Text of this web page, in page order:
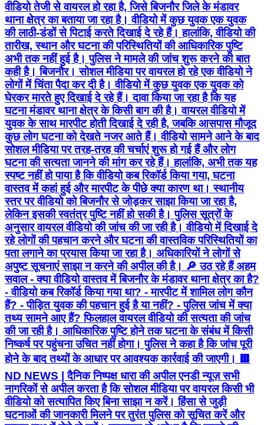
वीडियो तेजी से वायरल हो रहा है, जिसे बिजनौर जिले के मंडावर
थाना क्षेत्र का बताया जा रहा है। वीडियो में कुछ युवक एक युवक
की लाठी-डंडों से पिटाई करते दिखाई दे रहे हैं। हालांकि, वीडियो की
तारीख, स्थान और घटना की परिस्थितियों की आधिकारिक पुष्टि
अभी तक नहीं हुई है। पुलिस ने मामले की जांच शुरू करने की बात
कही है। बिजनौर। सोशल मीडिया पर वायरल हो रहे एक वीडियो ने
लोगों में चिंता पैदा कर दी है। वीडियो में कुछ युवक एक युवक को
घेरकर मारते हुए दिखाई दे रहे हैं। दावा किया जा रहा है कि यह
घटना मंडावर थाना क्षेत्र के किसी बाग की है। वायरल वीडियो में
युवक के साथ मारपीट होती दिखाई दे रही है, जबकि आसपास मौजूद
कुछ लोग घटना को देखते नजर आते हैं। वीडियो सामने आने के बाद
सोशल मीडिया पर तरह-तरह की चर्चाएं शुरू हो गई हैं और लोग
घटना की सत्यता जानने की मांग कर रहे हैं। हालांकि, अभी तक यह
स्पष्ट नहीं हो पाया है कि वीडियो कब रिकॉर्ड किया गया, घटना
वास्तव में कहां हुई और मारपीट के पीछे क्या कारण था। स्थानीय
स्तर पर वीडियो को बिजनौर से जोड़कर साझा किया जा रहा है,
लेकिन इसकी स्वतंत्र पुष्टि नहीं हो सकी है। पुलिस सूत्रों के
अनुसार वायरल वीडियो की जांच की जा रही है। वीडियो में दिखाई दे
रहे लोगों की पहचान करने और घटना की वास्तविक परिस्थितियों का
पता लगाने का प्रयास किया जा रहा है। अधिकारियों ने लोगों से
अपुष्ट सूचनाएं साझा न करने की अपील की है। 🔎 उठ रहे हैं अहम
सवाल - क्या वीडियो वास्तव में बिजनौर के मंडावर थाना क्षेत्र का है?
- वीडियो कब रिकॉर्ड किया गया था? - मारपीट में शामिल लोग कौन
हैं? - पीड़ित युवक की पहचान हुई है या नहीं? - पुलिस जांच में क्या
तथ्य सामने आए हैं? फिलहाल वायरल वीडियो की सत्यता की जांच
की जा रही है। आधिकारिक पुष्टि होने तक घटना के संबंध में किसी
निष्कर्ष पर पहुंचना उचित नहीं होगा। पुलिस ने कहा है कि जांच पूरी
होने के बाद तथ्यों के आधार पर आवश्यक कार्रवाई की जाएगी। 🟥
ND NEWS | दैनिक निष्पक्ष धारा की अपील एनडी न्यूज़ सभी
नागरिकों से अपील करता है कि सोशल मीडिया पर वायरल किसी भी
वीडियो को सत्यापित किए बिना साझा न करें। हिंसा से जुड़ी
घटनाओं की जानकारी मिलने पर तुरंत पुलिस को सूचित करें और